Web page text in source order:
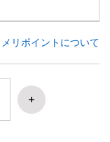
メリポイントについて